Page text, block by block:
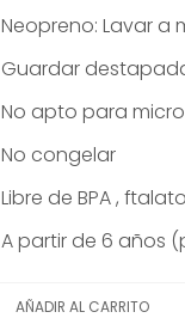
Neopreno: Lavar
Guardar
No apto para
No congelar
Libre de BPA ,
A partir de 6 años
AÑADIR AL CARRITO